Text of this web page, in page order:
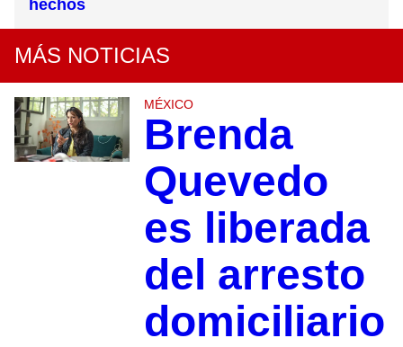
hechos
MÁS NOTICIAS
MÉXICO
Brenda
Quevedo
es liberada
del arresto
domiciliario